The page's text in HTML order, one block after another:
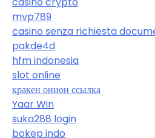
mvp789
casino senza richiesta
pakde4d
hfm indonesia
slot online
кракен онион ссылка
Yaar Win
suka288 login
bokep indo